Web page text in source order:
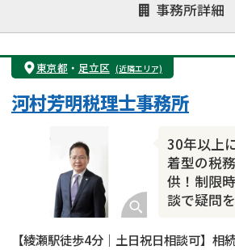
遺言書作成・遺言執行
相続放棄
遺産分割
遺留分侵害額請求
相続手続き
銀行手続き
成年後見・任意後見
贈与税
相続財産調査
相続トラブル
事務所詳細
東京都 ・ 足立区 (近隣エリア)
30年以上
着型の税
供！制限
談で疑問
河村芳明税理士事務所
【綾瀬駅徒歩4分｜土日祝日相談可】相